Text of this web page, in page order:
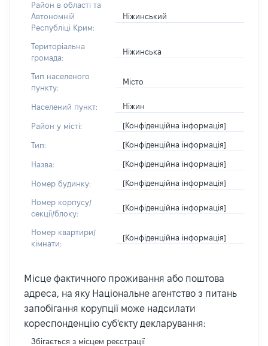
Район в області та
Автономній
Республіці Крим:
Ніжинський
Територіальна
громада:
Ніжинська
Тип населеного
пункту:
Місто
Населений пункт: Ніжин
Район у місті: [Конфіденційна інформація]
Тип: [Конфіденційна інформація]
Назва: [Конфіденційна інформація]
Номер будинку: [Конфіденційна інформація]
Номер корпусу/
секції/блоку:
[Конфіденційна інформація]
Номер квартири/
кімнати:
[Конфіденційна інформація]
Місце фактичного проживання або поштова
адреса, на яку Національне агентство з питань
запобігання корупції може надсилати
кореспонденцію суб'єкту декларування:
Збігається з місцем реєстрації